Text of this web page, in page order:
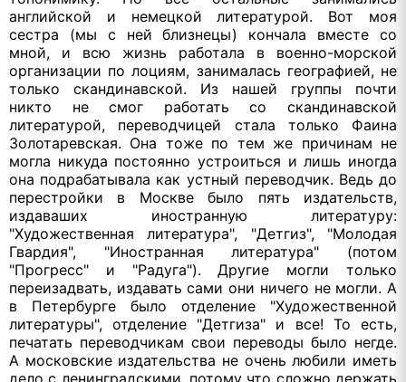
английской и немецкой литературой. Вот моя
сестра (мы с ней близнецы) кончала вместе со
мной, и всю жизнь работала в военно-морской
организации по лоциям, занималась географией, не
только скандинавской. Из нашей группы почти
никто не смог работать со скандинавской
литературой, переводчицей стала только Фаина
Золотаревская. Она тоже по тем же причинам не
могла никуда постоянно устроиться и лишь иногда
она подрабатывала как устный переводчик. Ведь до
перестройки в Москве было пять издательств,
издаваших иностранную литературу:
"Художественная литература", "Детгиз", "Молодая
Гвардия", "Иностранная литература" (потом
"Прогресс" и "Радуга"). Другие могли только
переизадвать, издавать сами они ничего не могли. А
в Петербурге было отделение "Художественной
литературы", отделение "Детгиза" и все! То есть,
печатать переводчикам свои переводы было негде.
А московские издательства не очень любили иметь
дело с ленинградскими, потому что сложно держать